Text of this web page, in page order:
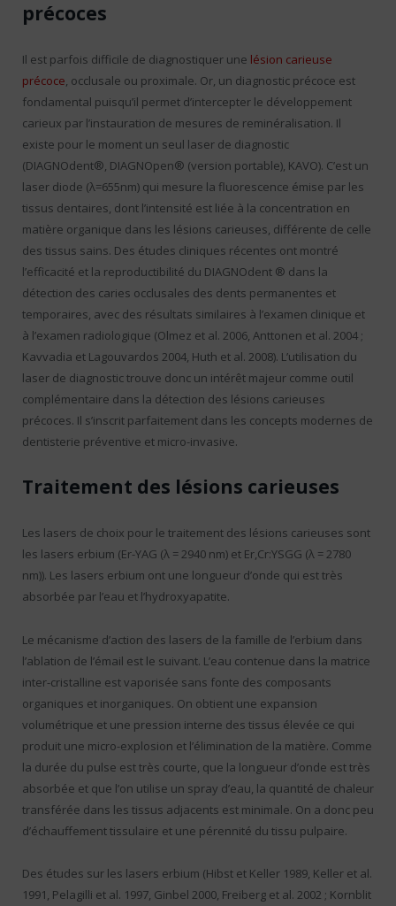
précoces
Il est parfois difficile de diagnostiquer une lésion carieuse
précoce, occlusale ou proximale. Or, un diagnostic précoce est
fondamental puisqu’il permet d’intercepter le développement
carieux par l’instauration de mesures de reminéralisation. Il
existe pour le moment un seul laser de diagnostic
(DIAGNOdent®, DIAGNOpen® (version portable), KAVO). C’est un
laser diode (λ=655nm) qui mesure la fluorescence émise par les
tissus dentaires, dont l’intensité est liée à la concentration en
matière organique dans les lésions carieuses, différente de celle
des tissus sains. Des études cliniques récentes ont montré
l’efficacité et la reproductibilité du DIAGNOdent ® dans la
détection des caries occlusales des dents permanentes et
temporaires, avec des résultats similaires à l’examen clinique et
à l’examen radiologique (Olmez et al. 2006, Anttonen et al. 2004 ;
Kavvadia et Lagouvardos 2004, Huth et al. 2008). L’utilisation du
laser de diagnostic trouve donc un intérêt majeur comme outil
complémentaire dans la détection des lésions carieuses
précoces. Il s’inscrit parfaitement dans les concepts modernes de
dentisterie préventive et micro-invasive.
Traitement des lésions carieuses
Les lasers de choix pour le traitement des lésions carieuses sont
les lasers erbium (Er-YAG (λ = 2940 nm) et Er,Cr:YSGG (λ = 2780
nm)). Les lasers erbium ont une longueur d’onde qui est très
absorbée par l’eau et l’hydroxyapatite.
Le mécanisme d’action des lasers de la famille de l’erbium dans
l’ablation de l’émail est le suivant. L’eau contenue dans la matrice
inter-cristalline est vaporisée sans fonte des composants
organiques et inorganiques. On obtient une expansion
volumétrique et une pression interne des tissus élevée ce qui
produit une micro-explosion et l’élimination de la matière. Comme
la durée du pulse est très courte, que la longueur d’onde est très
absorbée et que l’on utilise un spray d’eau, la quantité de chaleur
transférée dans les tissus adjacents est minimale. On a donc peu
d’échauffement tissulaire et une pérennité du tissu pulpaire.
Des études sur les lasers erbium (Hibst et Keller 1989, Keller et al.
1991, Pelagilli et al. 1997, Ginbel 2000, Freiberg et al. 2002 ; Kornblit